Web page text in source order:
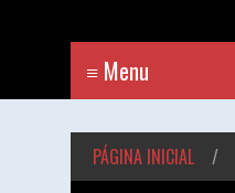
PÁGINA INICIAL /